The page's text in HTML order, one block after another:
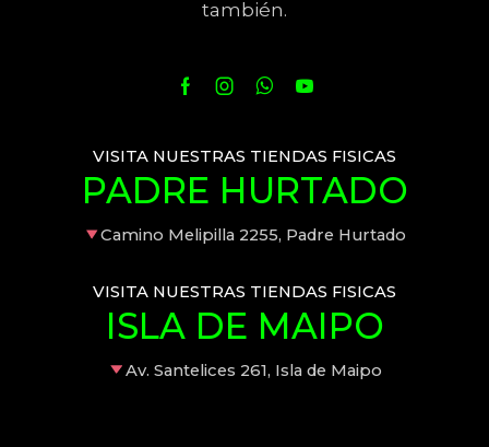
también.
VISITA NUESTRAS TIENDAS FISICAS
PADRE HURTADO
Camino Melipilla 2255, Padre Hurtado
VISITA NUESTRAS TIENDAS FISICAS
ISLA DE MAIPO
Av. Santelices 261, Isla de Maipo